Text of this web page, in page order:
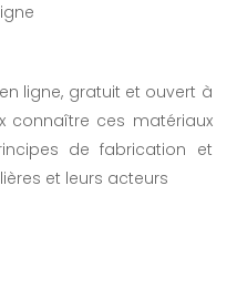
ligne, gratuit et ouvert à
connaître ces matériaux
de fabrication et
et leurs acteurs